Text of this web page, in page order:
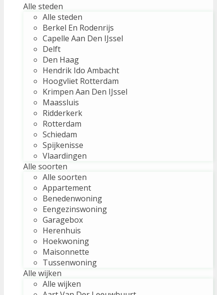
Alle steden
Alle steden
Berkel En Rodenrijs
Capelle Aan Den IJssel
Delft
Den Haag
Hendrik Ido Ambacht
Hoogvliet Rotterdam
Krimpen Aan Den IJssel
Maassluis
Ridderkerk
Rotterdam
Schiedam
Spijkenisse
Vlaardingen
Alle soorten
Alle soorten
Appartement
Benedenwoning
Eengezinswoning
Garagebox
Herenhuis
Hoekwoning
Maisonnette
Tussenwoning
Alle wijken
Alle wijken